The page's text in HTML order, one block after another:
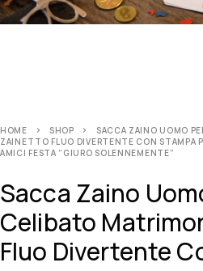
HOME SHOP
SACCA ZAINO UOMO
ZAINETTO FLUO DIVERTENTE CON STAMPA
AMICI FESTA ”GIURO SOLENNEMENTE”
Sacca Zaino
Celibato
Fluo Divertente